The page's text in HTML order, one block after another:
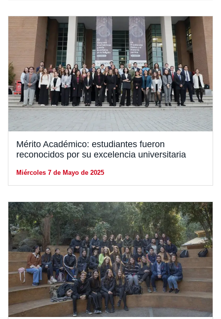
Mérito Académico: estudiantes fueron
reconocidos por su excelencia universitaria
Miércoles 7 de Mayo de 2025